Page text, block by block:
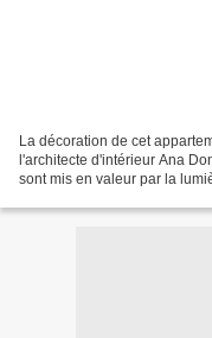
La décoration de cet
l'architecte d'intérieur Ana
sont mis en valeur par la